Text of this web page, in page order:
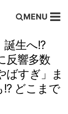
MENU
誕生へ!?
反響多数
ばすぎ」ま
!? どこまで